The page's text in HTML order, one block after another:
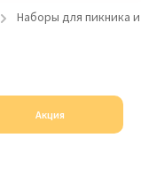
Наборы для пикника
Акция